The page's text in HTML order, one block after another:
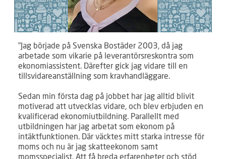
”Jag började på Svenska Bostäder 2003, då jag
arbetade som vikarie på leverantörsreskontra som
ekonomiassistent. Därefter gick jag vidare till en
tillsvidareanställning som kravhandläggare.
Sedan min första dag på jobbet har jag alltid blivit
motiverad att utvecklas vidare, och blev erbjuden en
kvalificerad ekonomiutbildning. Parallellt med
utbildningen har jag arbetat som ekonom på
intäktfunktionen. Där väcktes mitt starka intresse för
moms och nu är jag skatteekonom samt
momsspecialist. Att få breda erfarenheter och stöd